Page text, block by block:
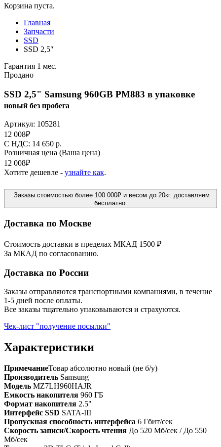
Корзина пуста.
Главная
Запчасти
SSD
SSD 2,5″
Гарантия 1 мес.
Продано
SSD 2,5" Samsung 960GB PM883 в упаковке
новый без пробега
Артикул: 105281
12 008₽
C НДС: 14 650 р.
Розничная цена (Ваша цена)
12 008₽
Хотите дешевле - узнайте как.
Заказы стоимостью более 100 000₽ и весом до 20кг. доставляем
бесплатно.
Доставка по Москве
Стоимость доставки в пределах МКАД 1500 ₽
За МКАД по согласованию.
Доставка по России
Заказы отправляются транспортными компаниями, в течение
1-5 дней после оплаты.
Все заказы тщательно упаковываются и страхуются.
Чек-лист "получение посылки"
Характеристики
ПримечаниеТовар абсолютно новый (не б/у)
Производитель Samsung
Модель MZ7LH960HAJR
Емкость накопителя 960 ГБ
Формат накопителя 2.5"
Интерфейс SSD SATA-III
Пропускная способность интерфейса 6 Гбит/сек
Скорость записи/Скорость чтения До 520 Мб/сек / До 550
Мб/сек